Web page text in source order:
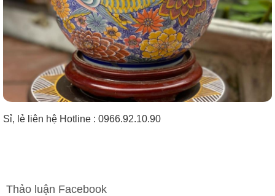
Sỉ, lẻ liên hệ Hotline : 0966.92.10.90
Thảo luận Facebook